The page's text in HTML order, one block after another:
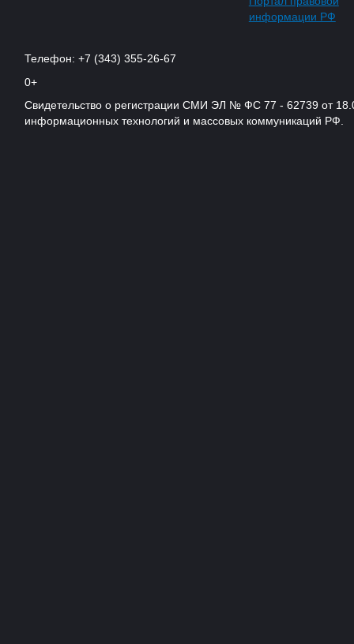
информации РФ
Телефон: +7 (343) 355-26-67
0+
Свидетельство о регистрации СМИ ЭЛ № ФС 77 - 62739 от
информационных технологий и массовых коммуникаций РФ.